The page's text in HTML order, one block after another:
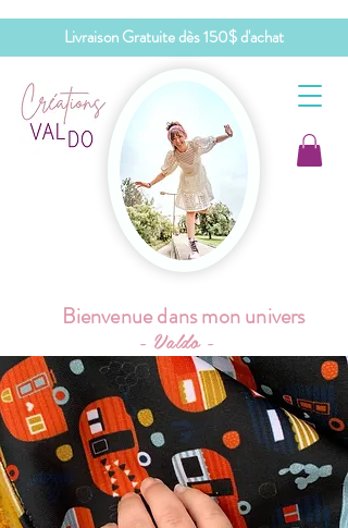
Livraison Gratuite dès 150$ d'achat
- Valdo -
Bienvenue dans mon univers